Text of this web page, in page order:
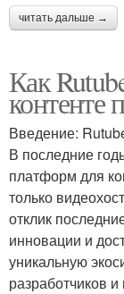
читать дальше →
Как
контенте
Введение:
В последние
платформ для
только
отклик
инновации и
уникальную
разработчиков